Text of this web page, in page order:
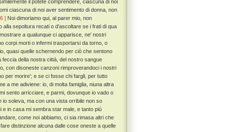
il potete comprendere, ciascuna di noi
ciascuna di noi aver sentimento di donna, non
] Noi dimoriamo qui, al parer mio, non
sepoltura recati o d'ascoltare se i frati di qua
a qualunque ci apparisce, ne' nostri
corpi morti o infermi trasportarsi da torno, o
quasi quelle schernendo per ciò che sentono
della nostra città, del nostro sangue
con disoneste canzoni rimproverandoci i nostri
per morire'; e se ci fosse chi fargli, per tutto
a me adiviene: io, di molta famiglia, niuna altra
sento arricciare, e parmi, dovunque io vado o
soleva, ma con una vista orribile non so
e in casa mi sembra star male, e tanto piú
come noi abbiamo, ci sia rimasa altri che
distinzione alcuna dalle cose oneste a quelle